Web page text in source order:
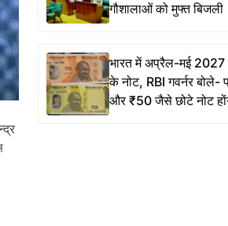
गौशालाओं को मुफ्त बिजली
भारत में अप्रैल-मई 2027
के नोट, RBI गवर्नर
और ₹50 जैसे छोटे नोट